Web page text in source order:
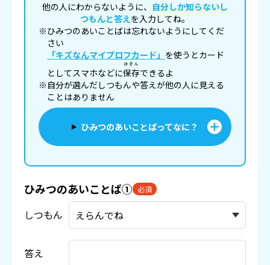
他の人にわからないように、 自分しか知らないし
つもんと答えを入力してね。
※ひみつのあいことばは忘れないようにしてくだ
さい
「キズなんマイプロフカード」 を使うとカード
としてスマホなどに保存
ほぞん
できるよ
※自分が選んだしつもんや答えが他の人に見える
ことはありません
ひみつのあいことばってなに？
ひみつのあいことば① 必須
しつもん
答え